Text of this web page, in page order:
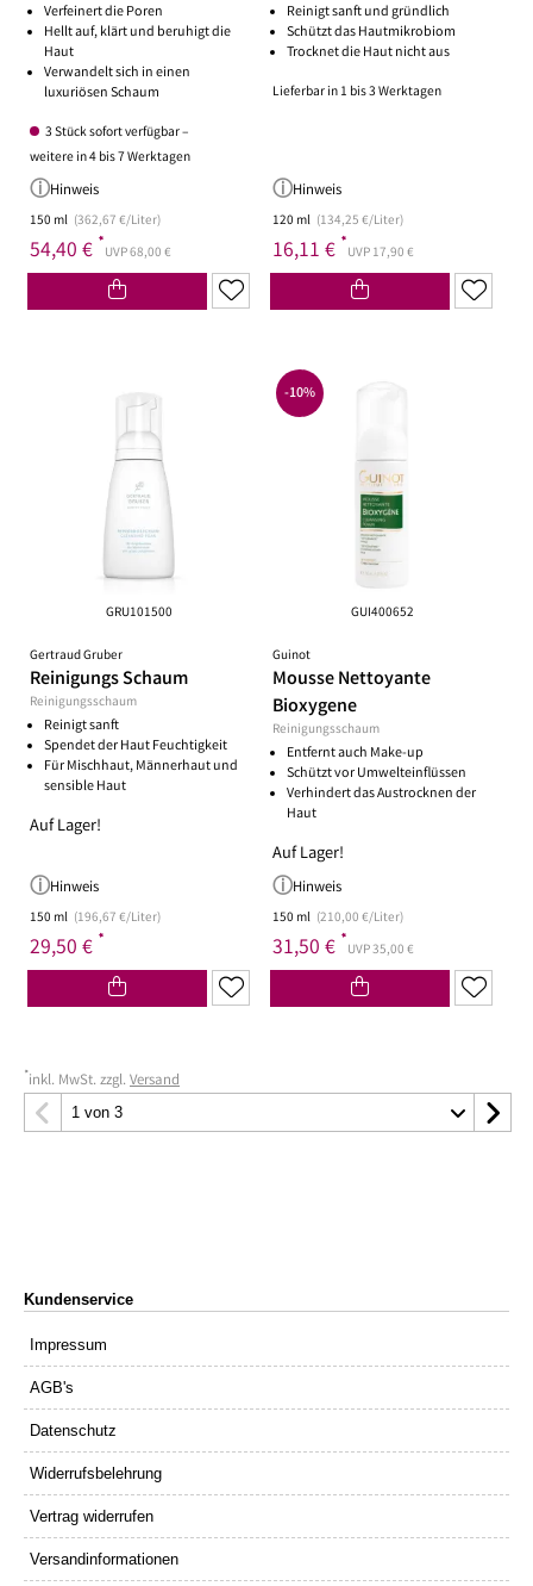
Verfeinert die Poren
Hellt auf, klärt und beruhigt die
Haut
Verwandelt sich in einen
luxuriösen Schaum
3 Stück sofort verfügbar –
weitere in 4 bis 7 Werktagen
Hinweis
150 ml (362,67 €/Liter)
54,40 € *UVP 68,00 €
Reinigt sanft und gründlich
Schützt das Hautmikrobiom
Trocknet die Haut nicht aus
Lieferbar in 1 bis 3 Werktagen
Hinweis
120 ml (134,25 €/Liter)
16,11 € *UVP 17,90 €
GRU101500
Gertraud Gruber
Reinigungs Schaum
Reinigungsschaum
Reinigt sanft
Spendet der Haut Feuchtigkeit
Für Mischhaut, Männerhaut und
sensible Haut
Auf Lager!
Hinweis
150 ml (196,67 €/Liter)
29,50 € *
GUI400652
Guinot
Mousse Nettoyante
Bioxygene
Reinigungsschaum
Entfernt auch Make-up
Schützt vor Umwelteinflüssen
Verhindert das Austrocknen der
Haut
Auf Lager!
Hinweis
150 ml (210,00 €/Liter)
31,50 € *UVP 35,00 €
-10%
*inkl. MwSt. zzgl. Versand
Kundenservice
Impressum
AGB's
Datenschutz
Widerrufsbelehrung
Vertrag widerrufen
Versandinformationen